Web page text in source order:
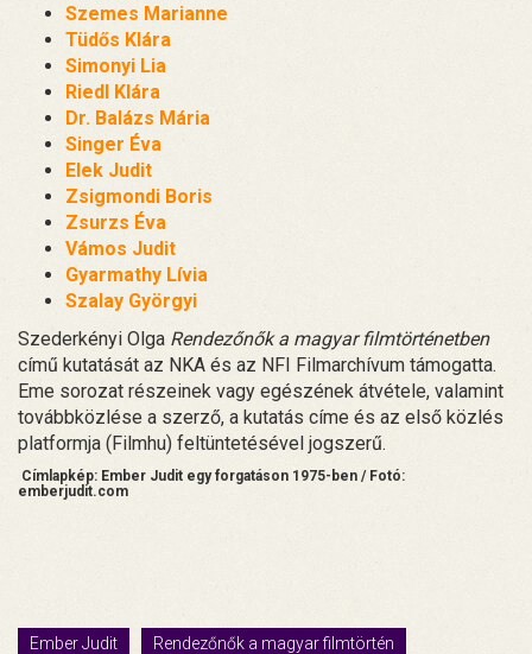
Szemes Marianne
Tüdős Klára
Simonyi Lia
Riedl Klára
Dr. Balázs Mária
Singer Éva
Elek Judit
Zsigmondi Boris
Zsurzs Éva
Vámos Judit
Gyarmathy Lívia
Szalay Györgyi
Szederkényi Olga Rendezőnők a magyar filmtörténetben
című kutatását az NKA és az NFI Filmarchívum támogatta.
Eme sorozat részeinek vagy egészének átvétele, valamint
továbbközlése a szerző, a kutatás címe és az első közlés
platformja (Filmhu) feltüntetésével jogszerű.
Címlapkép: Ember Judit egy forgatáson 1975-ben / Fotó:
emberjudit.com
Ember Judit Rendezőnők a magyar filmtörtén